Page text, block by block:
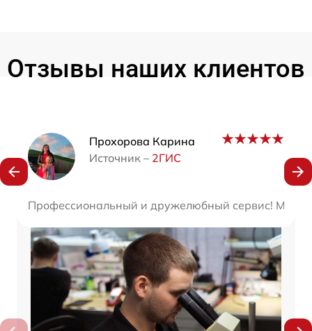
Отзывы наших клиентов
Прохорова Карина
Источник – 2ГИС
Профессиональный и дружелюбный сервис!
Наши мастера